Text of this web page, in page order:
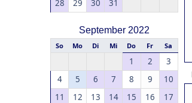
28
29 30 31
September 2022
So Mo Di Mi Do Fr Sa
1 2
3
4
5 6 7 8 9
10
11
12 13 14 15 16
17